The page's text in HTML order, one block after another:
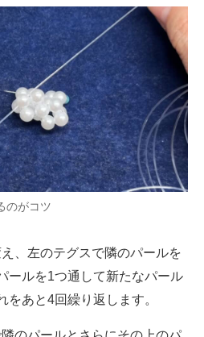
のがコツ
、左のテグスで隣のパールを
ールを1つ通して新たなパール
をあと4回繰り返します。